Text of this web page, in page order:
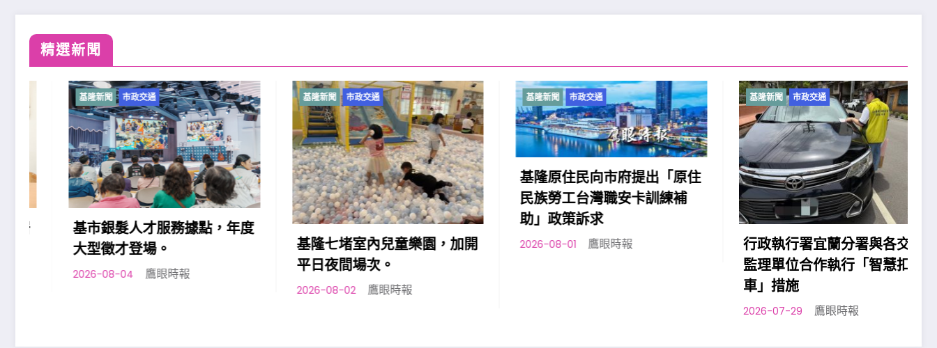
精選新聞
市政交通
基市銀髮人才服務據點，年度
大型徵才登場。
2026-08-04 鷹眼時報
基隆新聞 市政交通
基隆七堵室內兒童樂園，加開
平日夜間場次。
2026-08-02 鷹眼時報
基隆新聞 市政交通
基隆原住民向市府提出「原住
民族勞工台灣職安卡訓練補
助」政策訴求
2026-08-01 鷹眼時報
基隆新聞 市政交通
行政執行署宜蘭分署與各交通
監理單位合作執行「智慧扣
車」措施
2026-07-29 鷹眼時報